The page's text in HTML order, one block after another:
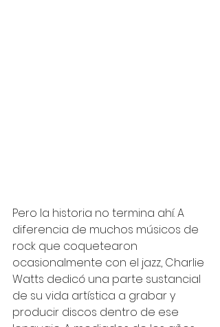
Pero la historia no termina ahí. A
diferencia de muchos músicos de
rock que coquetearon
ocasionalmente con el jazz, Charlie
Watts dedicó una parte sustancial
de su vida artística a grabar y
producir discos dentro de ese